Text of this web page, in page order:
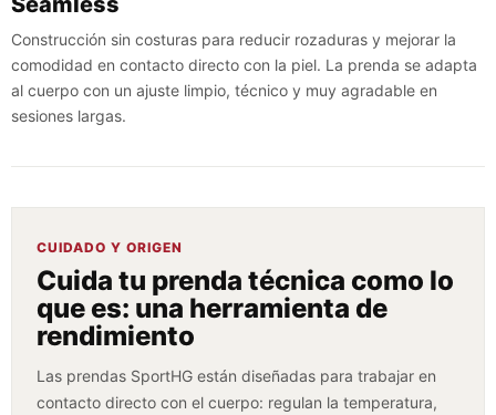
Construcción sin costuras para reducir rozaduras y mejorar la
comodidad en contacto directo con la piel. La prenda se adapta
al cuerpo con un ajuste limpio, técnico y muy agradable en
sesiones largas.
CUIDADO Y ORIGEN
Cuida tu prenda técnica como lo
que es: una herramienta de
rendimiento
Las prendas SportHG están diseñadas para trabajar en
contacto directo con el cuerpo: regulan la temperatura,